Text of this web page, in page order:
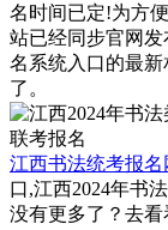
名时间已定!为方
站已经同步官网
名系统入口的最
了。
江西书法统考报名
口,江西2024年书
没有更多了？去看